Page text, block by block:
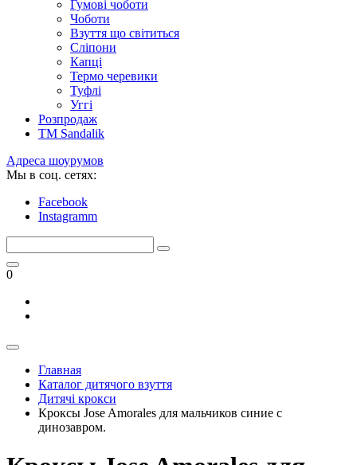
Гумові чоботи
Чоботи
Взуття що світиться
Сліпони
Капці
Термо черевики
Туфлі
Уггі
Розпродаж
TM Sandalik
Адреса шоурумов
Мы в соц. сетях:
Facebook
Instagramm
0
Главная
Каталог дитячого взуття
Дитячі крокси
Кроксы Jose Amorales для мальчиков синие с
динозавром.